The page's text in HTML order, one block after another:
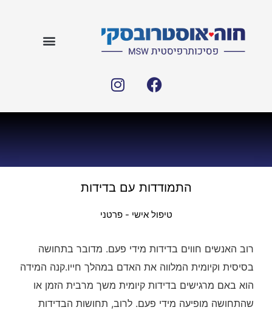
התמודדות עם בדידות
טיפול אישי - פרטני
רוב האנשים חווים בדידות מידי פעם. מדובר בתחושה
בסיסית וקיומית המלווה את האדם במהלך חייו.קנה המידה
הוא באם מרגישים בדידות קיומית משך מרבית הזמן או
שהתחושה מופיעה מידי פעם. לרוב, תחושות הבדידות